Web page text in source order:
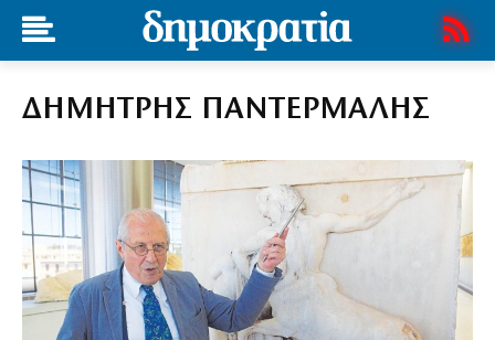
ΔΗΜΗΤΡΗΣ ΠΑΝΤΕΡΜΑΛΗΣ